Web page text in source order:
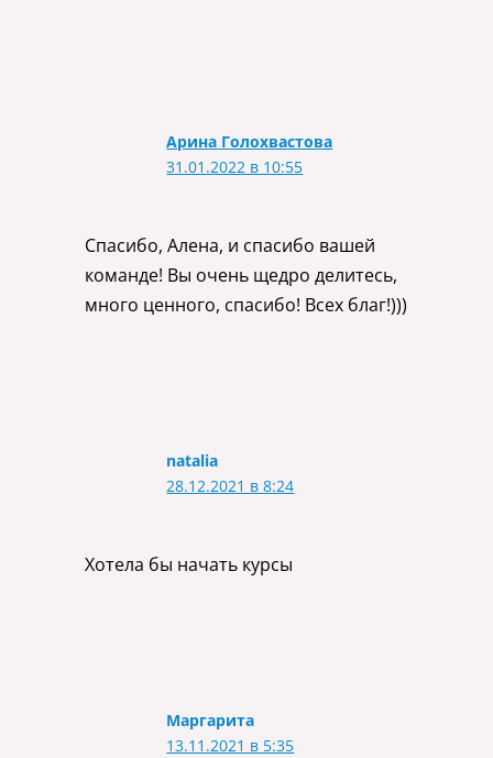
Арина Голохвастова
31.01.2022 в 10:55
Спасибо, Алена, и спасибо вашей
команде! Вы очень щедро делитесь,
много ценного, спасибо! Всех благ!)))
natalia
28.12.2021 в 8:24
Хотела бы начать курсы
Маргарита
13.11.2021 в 5:35